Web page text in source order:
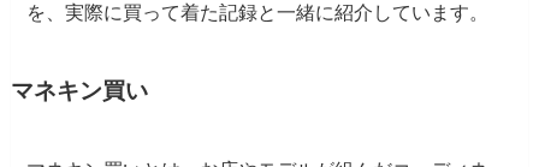
を、実際に買って着た記録と一緒に紹介しています。
マネキン買い